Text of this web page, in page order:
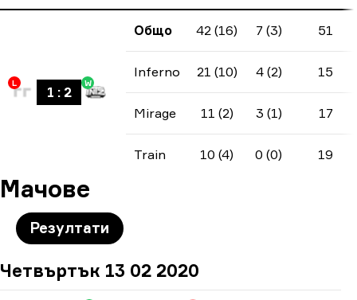
L
1 : 2
W
Общо 42 (16) 7 (3) 51
Inferno 21 (10) 4 (2) 15
Mirage 11 (2) 3 (1) 17
Train 10 (4) 0 (0) 19
Мачове
Резултати
Четвъртък 13 02 2020